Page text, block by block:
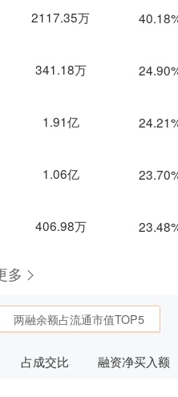
2117.35万
341.18万
1.91亿
1.06亿
406.98万
多
两融余额占流通市值TOP5
占成交比 融资净买入额